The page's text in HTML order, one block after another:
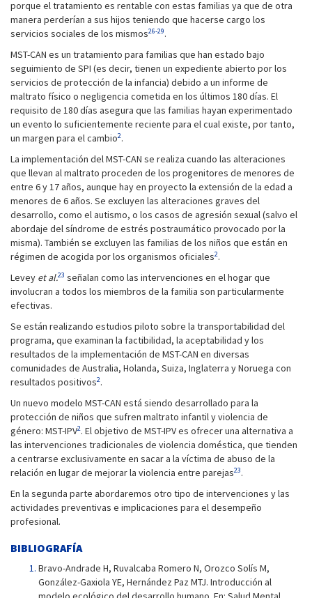
porque el tratamiento es rentable con estas familias ya que de otra
manera perderían a sus hijos teniendo que hacerse cargo los
servicios sociales de los mismos26-29.
MST-CAN es un tratamiento para familias que han estado bajo
seguimiento de SPI (es decir, tienen un expediente abierto por los
servicios de protección de la infancia) debido a un informe de
maltrato físico o negligencia cometida en los últimos 180 días. El
requisito de 180 días asegura que las familias hayan experimentado
un evento lo suficientemente reciente para el cual existe, por tanto,
un margen para el cambio2.
La implementación del MST-CAN se realiza cuando las alteraciones
que llevan al maltrato proceden de los progenitores de menores de
entre 6 y 17 años, aunque hay en proyecto la extensión de la edad a
menores de 6 años. Se excluyen las alteraciones graves del
desarrollo, como el autismo, o los casos de agresión sexual (salvo el
abordaje del síndrome de estrés postraumático provocado por la
misma). También se excluyen las familias de los niños que están en
régimen de acogida por los organismos oficiales2.
Levey et al.23 señalan como las intervenciones en el hogar que
involucran a todos los miembros de la familia son particularmente
efectivas.
Se están realizando estudios piloto sobre la transportabilidad del
programa, que examinan la factibilidad, la aceptabilidad y los
resultados de la implementación de MST-CAN en diversas
comunidades de Australia, Holanda, Suiza, Inglaterra y Noruega con
resultados positivos2.
Un nuevo modelo MST-CAN está siendo desarrollado para la
protección de niños que sufren maltrato infantil y violencia de
género: MST-IPV2. El objetivo de MST-IPV es ofrecer una alternativa a
las intervenciones tradicionales de violencia doméstica, que tienden
a centrarse exclusivamente en sacar a la víctima de abuso de la
relación en lugar de mejorar la violencia entre parejas23.
En la segunda parte abordaremos otro tipo de intervenciones y las
actividades preventivas e implicaciones para el desempeño
profesional.
BIBLIOGRAFÍA
Bravo-Andrade H, Ruvalcaba Romero N, Orozco Solís M,
González-Gaxiola YE, Hernández Paz MTJ. Introducción al